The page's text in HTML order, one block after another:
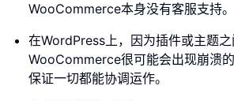
WooCommerce本身没有客服支持。
在WordPress上，因为插件或主题之
WooCommerce很可能会出现崩溃
保证一切都能协调运作。